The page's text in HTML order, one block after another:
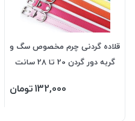
قلاده گردنی چرم مخصوص سگ و
گربه دور گردن 20 تا 28 سانت
132,000تومان